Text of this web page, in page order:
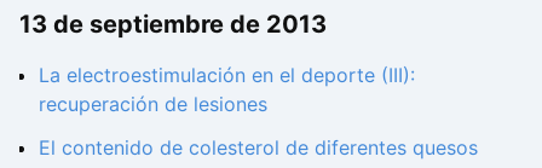
13 de septiembre de 2013
La electroestimulación en el deporte (III):
recuperación de lesiones
El contenido de colesterol de diferentes quesos